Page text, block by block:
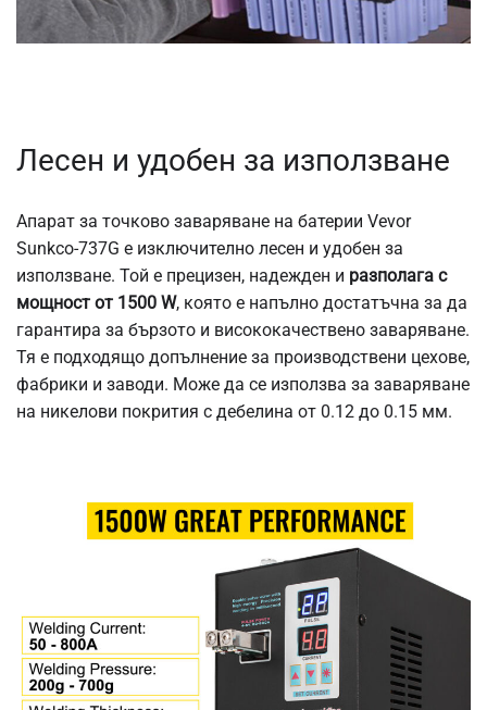
Лесен и удобен за използване
Апарат за точково заваряване на батерии Vevor
Sunkco-737G е изключително лесен и удобен за
използване. Той е прецизен, надежден и разполага с
мощност от 1500 W, която е напълно достатъчна за да
гарантира за бързото и висококачествено заваряване.
Тя е подходящо допълнение за производствени цехове,
фабрики и заводи. Може да се използва за заваряване
на никелови покрития с дебелина от 0.12 до 0.15 мм.